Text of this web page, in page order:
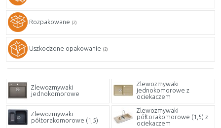
Rozpakowane (2)
Uszkodzone opakowanie (2)
Zlewozmywaki
jednokomorowe
Zlewozmywaki
jednokomorowe z
ociekaczem
Zlewozmywaki
półtorakomorowe (1,5)
Zlewozmywaki
półtorakomorowe (1,5) z
ociekaczem